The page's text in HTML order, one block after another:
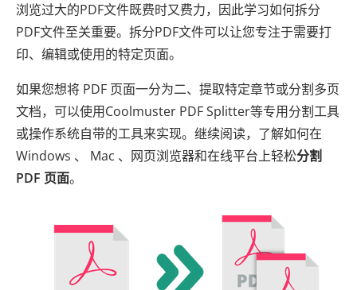
浏览过大的PDF文件既费时又费力，因此学习如何拆分
PDF文件至关重要。拆分PDF文件可以让您专注于需要打
印、编辑或使用的特定页面。
如果您想将 PDF 页面一分为二、提取特定章节或分割多页
文档，可以使用Coolmuster PDF Splitter等专用分割工具
或操作系统自带的工具来实现。继续阅读，了解如何在
Windows 、 Mac 、网页浏览器和在线平台上轻松分割
PDF 页面。